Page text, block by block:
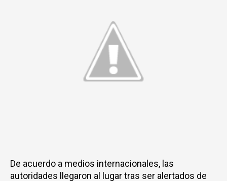
De acuerdo a medios internacionales, las
autoridades llegaron al lugar tras ser alertados de